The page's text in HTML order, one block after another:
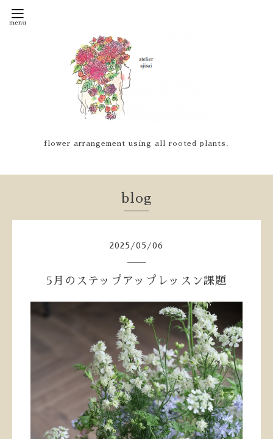
flower arrangement using all rooted plants.
blog
2025 /05 /06
5月のステップアップレッスン課題